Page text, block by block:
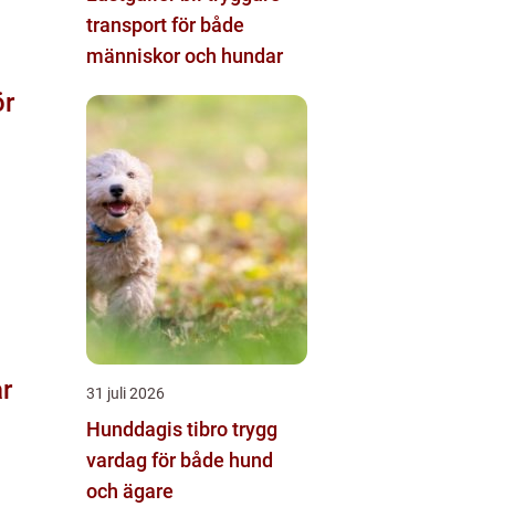
transport för både
människor och hundar
31 juli 2026
Hunddagis tibro trygg
vardag för både hund
och ägare